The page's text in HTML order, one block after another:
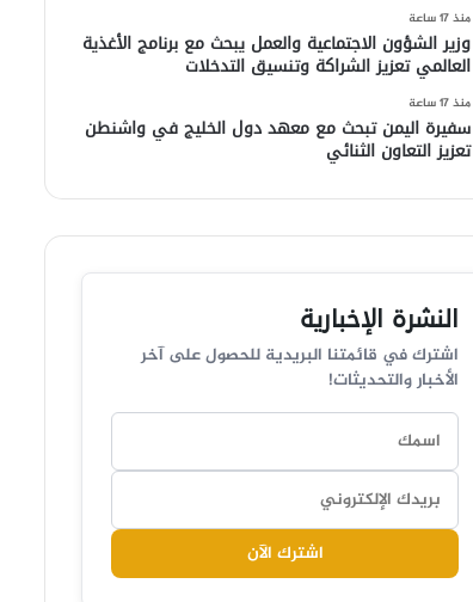
منذ 17 ساعة
وزير الشؤون الاجتماعية والعمل يبحث مع برنامج الأغذية
العالمي تعزيز الشراكة وتنسيق التدخلات
منذ 17 ساعة
سفيرة اليمن تبحث مع معهد دول الخليج في واشنطن
تعزيز التعاون الثنائي
النشرة الإخبارية
اشترك في قائمتنا البريدية للحصول على آخر
الأخبار والتحديثات!
اشترك الآن